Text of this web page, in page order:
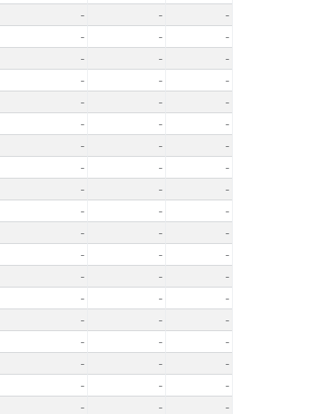
- -
-
- -
-
- -
-
- -
-
- -
-
- -
-
- -
-
- -
-
- -
-
- -
-
- -
-
- -
-
- -
-
- -
-
- -
-
- -
-
- -
-
- -
-
- -
-